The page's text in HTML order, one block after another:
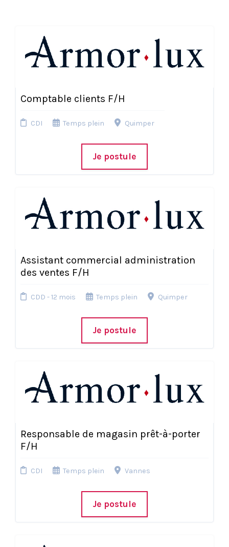
Comptable clients F/H
CDI Temps plein Quimper
Je postule
Assistant commercial administration
des ventes F/H
CDD - 12 mois Temps plein Quimper
Je postule
Responsable de magasin prêt-à-porter
F/H
CDI Temps plein Vannes
Je postule